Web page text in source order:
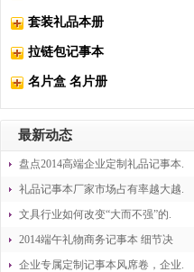
套装礼品本册
拉链包记事本
名片盒 名片册
最新动态
盘点2014高端企业定制礼品记事本.
礼品记事本厂家市场占有率越大越.
文具行业如何改变“大而不强”的.
2014端午礼物商务记事本 细节决
企业专属定制记事本风席卷，企业.